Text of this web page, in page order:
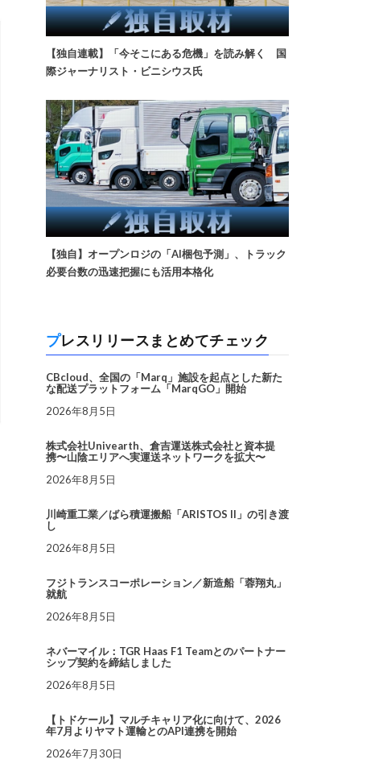
【独自連載】「今そこにある危機」を読み解く 国
際ジャーナリスト・ビニシウス氏
【独自】オープンロジの「AI梱包予測」、トラック
必要台数の迅速把握にも活用本格化
プレスリリースまとめてチェック
CBcloud、全国の「Marq」施設を起点とした新た
な配送プラットフォーム「MarqGO」開始
2026年8月5日
株式会社Univearth、倉吉運送株式会社と資本提
携〜山陰エリアへ実運送ネットワークを拡大〜
2026年8月5日
川崎重工業／ばら積運搬船「ARISTOS II」の引き渡
し
2026年8月5日
フジトランスコーポレーション／新造船「蓉翔丸」
就航
2026年8月5日
ネバーマイル：TGR Haas F1 Teamとのパートナー
シップ契約を締結しました
2026年8月5日
【トドケール】マルチキャリア化に向けて、2026
年7月よりヤマト運輸とのAPI連携を開始
2026年7月30日